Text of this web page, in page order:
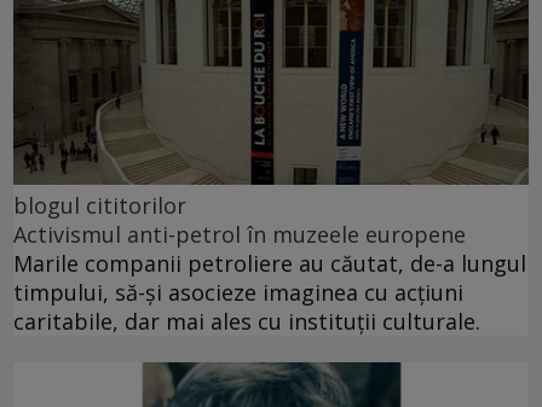
blogul cititorilor
Activismul anti-petrol în muzeele europene
Marile companii petroliere au căutat, de-a lungul
timpului, să-și asocieze imaginea cu acțiuni
caritabile, dar mai ales cu instituții culturale.